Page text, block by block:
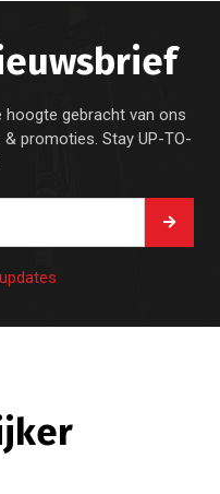
gebracht van ons
promoties. Stay UP-TO-